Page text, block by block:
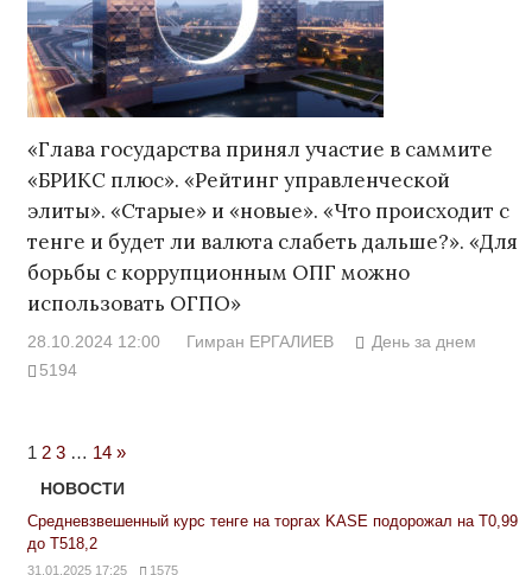
«Глава государства принял участие в саммите
«БРИКС плюс». «Рейтинг управленческой
элиты». «Старые» и «новые». «Что происходит с
тенге и будет ли валюта слабеть дальше?». «Для
борьбы с коррупционным ОПГ можно
использовать ОГПО»
28.10.2024 12:00 Гимран ЕРГАЛИЕВ
День за днем
5194
1 2 3 … 14 Next
Posts
»
НОВОСТИ
Средневзвешенный курс тенге на торгах KASE подорожал на Т0,99
до Т518,2
31.01.2025 17:25 1575